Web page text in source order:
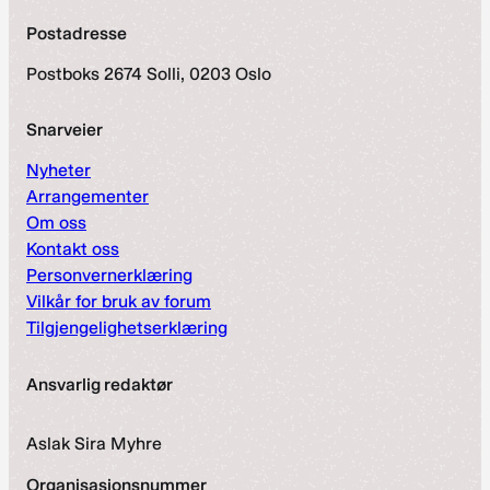
Postadresse
Postboks 2674 Solli, 0203 Oslo
Snarveier
Nyheter
Arrangementer
Om oss
Kontakt oss
Personvernerklæring
Vilkår for bruk av forum
Tilgjengelighetserklæring
Ansvarlig redaktør
Aslak Sira Myhre
Organisasjonsnummer